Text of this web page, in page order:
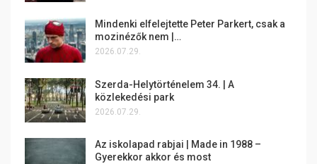
Mindenki elfelejtette Peter Parkert, csak a
mozinézők nem |…
2026.07.29.
Szerda-Helytörténelem 34. | A
közlekedési park
2026.07.29.
Az iskolapad rabjai | Made in 1988 –
Gyerekkor akkor és most